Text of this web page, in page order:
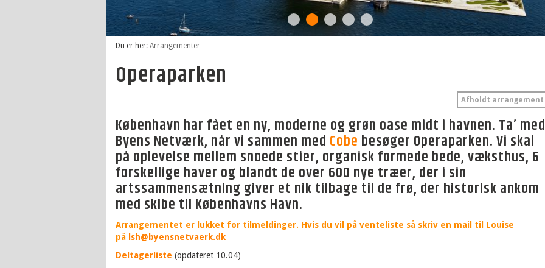
Du er her: Arrangementer
Operaparken
Afholdt arrangement
København har fået en ny, moderne og grøn oase midt i havnen. Ta’ med
Byens Netværk, når vi sammen med Cobe besøger Operaparken. Vi skal
på oplevelse mellem snoede stier, organisk formede bede, væksthus, 6
forskellige haver og blandt de over 600 nye træer, der i sin
artssammensætning giver et nik tilbage til de frø, der historisk ankom
med skibe til Københavns Havn.
Arrangementet er lukket for tilmeldinger. Hvis du vil på venteliste så skriv en mail til Louise
på lsh@byensnetvaerk.dk
Deltagerliste (opdateret 10.04)